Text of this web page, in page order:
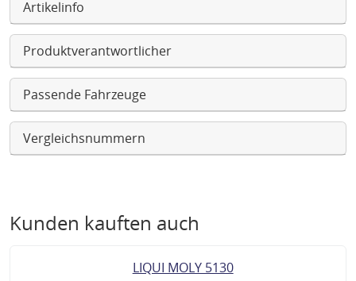
Artikelinfo
Produktverantwortlicher
Passende Fahrzeuge
Vergleichsnummern
Kunden kauften auch
LIQUI MOLY 5130